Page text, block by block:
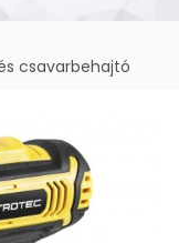
csavarbehajtó